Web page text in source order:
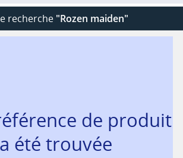
recherche "Rozen maiden"
de produit
été trouvée